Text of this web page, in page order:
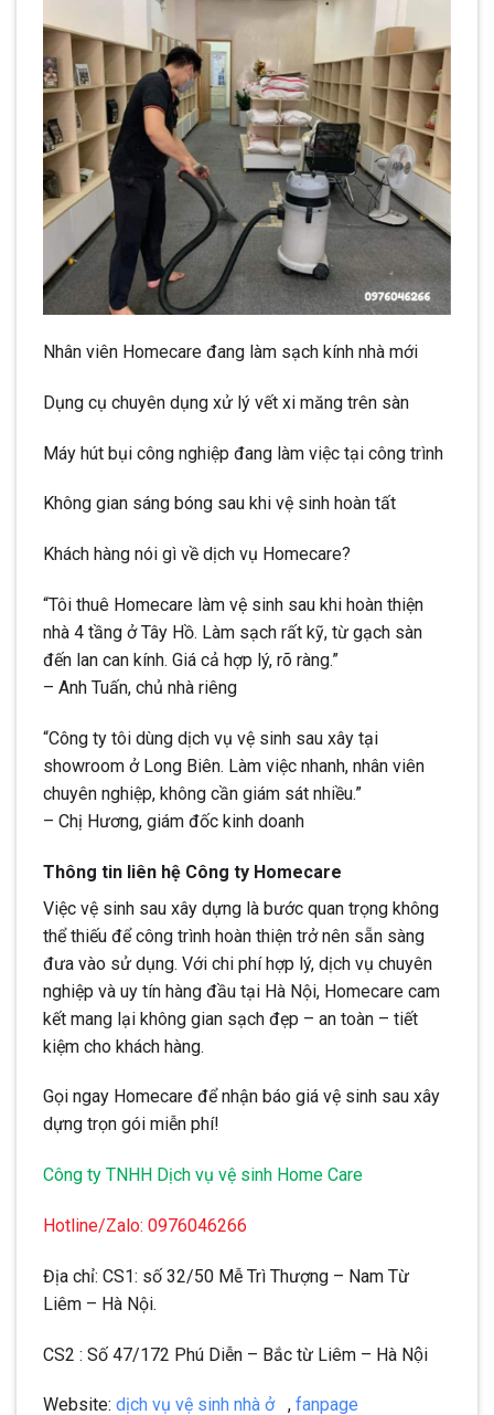
Nhân viên Homecare đang làm sạch kính nhà mới
Dụng cụ chuyên dụng xử lý vết xi măng trên sàn
Máy hút bụi công nghiệp đang làm việc tại công trình
Không gian sáng bóng sau khi vệ sinh hoàn tất
Khách hàng nói gì về dịch vụ Homecare?
“Tôi thuê Homecare làm vệ sinh sau khi hoàn thiện
nhà 4 tầng ở Tây Hồ. Làm sạch rất kỹ, từ gạch sàn
đến lan can kính. Giá cả hợp lý, rõ ràng.”
– Anh Tuấn, chủ nhà riêng
“Công ty tôi dùng dịch vụ vệ sinh sau xây tại
showroom ở Long Biên. Làm việc nhanh, nhân viên
chuyên nghiệp, không cần giám sát nhiều.”
– Chị Hương, giám đốc kinh doanh
Thông tin liên hệ Công ty Homecare
Việc vệ sinh sau xây dựng là bước quan trọng không
thể thiếu để công trình hoàn thiện trở nên sẵn sàng
đưa vào sử dụng. Với chi phí hợp lý, dịch vụ chuyên
nghiệp và uy tín hàng đầu tại Hà Nội, Homecare cam
kết mang lại không gian sạch đẹp – an toàn – tiết
kiệm cho khách hàng.
Gọi ngay Homecare để nhận báo giá vệ sinh sau xây
dựng trọn gói miễn phí!
Công ty TNHH Dịch vụ vệ sinh Home Care
Hotline/Zalo: 0976046266
Địa chỉ: CS1: số 32/50 Mễ Trì Thượng – Nam Từ
Liêm – Hà Nội.
CS2 : Số 47/172 Phú Diễn – Bắc từ Liêm – Hà Nội
Website: dịch vụ vệ sinh nhà ở , fanpage